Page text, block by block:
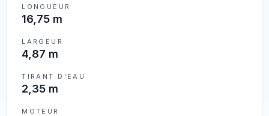
LONGUEUR
16,75 m
LARGEUR
4,87 m
TIRANT D'EAU
2,35 m
MOTEUR